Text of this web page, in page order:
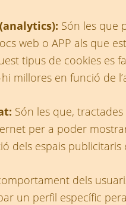
Són les que
web o APP als que
tipus de cookies es
millores en funció de
Són les que,
per a poder
dels espais
dels
un perfil específic